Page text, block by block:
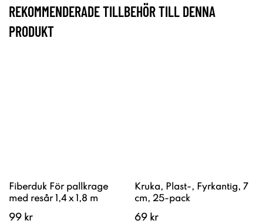
REKOMMENDERADE TILLBEHÖR TILL DENNA
PRODUKT
Fiberduk För pallkrage
med resår 1,4 x 1,8 m
99 kr
Kruka, Plast-, Fyrkantig, 7
cm, 25-pack
69 kr